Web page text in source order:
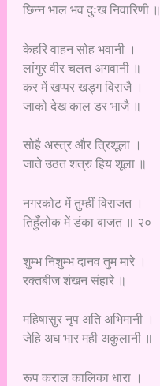
छिन्न भाल भव दुःख निवारिणी
केहरि वाहन सोह भवानी ।
लांगुर वीर चलत अगवानी ॥
कर में खप्पर खड्ग विराजै ।
जाको देख काल डर भाजै ॥
सोहै अस्त्र और त्रिशूला ।
जाते उठत शत्रु हिय शूला ॥
नगरकोट में तुम्हीं विराजत ।
तिहुँलोक में डंका बाजत ॥ २०
शुम्भ निशुम्भ दानव तुम मारे ।
रक्तबीज शंखन संहारे ॥
महिषासुर नृप अति अभिमानी ।
जेहि अघ भार मही अकुलानी ॥
रूप कराल कालिका धारा ।